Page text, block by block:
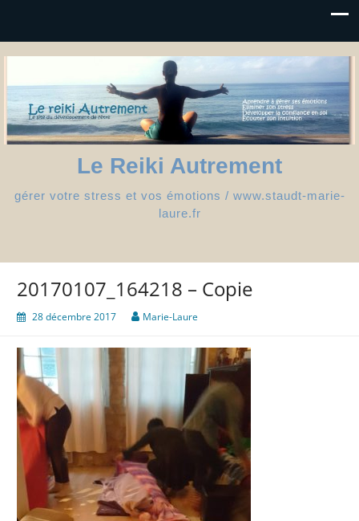
Le Reiki Autrement
gérer votre stress et vos émotions / www.staudt-marie-
laure.fr
20170107_164218 – Copie
28 décembre 2017 Marie-Laure